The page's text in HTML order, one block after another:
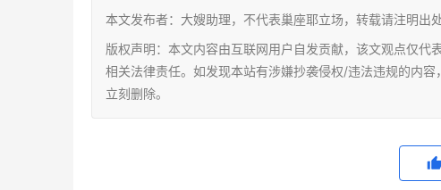
本文发布者：大嫂助理，不代表巢座耶立场，转载请注明出处
版权声明：本文内容由互联网用户自发贡献，该文观点仅
相关法律责任。如发现本站有涉嫌抄袭侵权/违法违规的内
立刻删除。